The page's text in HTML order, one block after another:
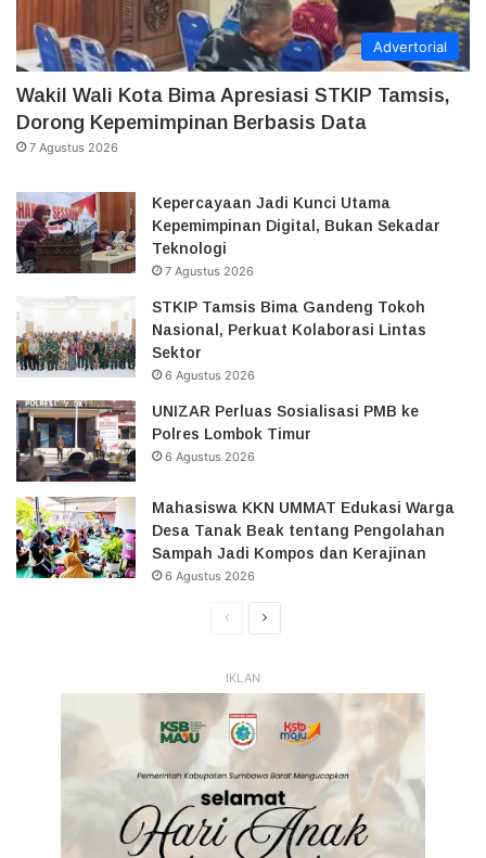
Advertorial
Wakil Wali Kota Bima Apresiasi STKIP Tamsis,
Dorong Kepemimpinan Berbasis Data
7 Agustus 2026
Kepercayaan Jadi Kunci Utama
Kepemimpinan Digital, Bukan Sekadar
Teknologi
7 Agustus 2026
STKIP Tamsis Bima Gandeng Tokoh
Nasional, Perkuat Kolaborasi Lintas
Sektor
6 Agustus 2026
UNIZAR Perluas Sosialisasi PMB ke
Polres Lombok Timur
6 Agustus 2026
Mahasiswa KKN UMMAT Edukasi Warga
Desa Tanak Beak tentang Pengolahan
Sampah Jadi Kompos dan Kerajinan
6 Agustus 2026
HalamanHalaman
IKLAN